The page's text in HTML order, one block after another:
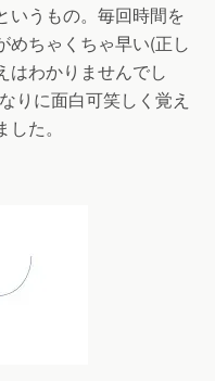
いうもの。毎回時間を
めちゃくちゃ早い(正し
はわかりませんでし
りに面白可笑しく覚え
た。